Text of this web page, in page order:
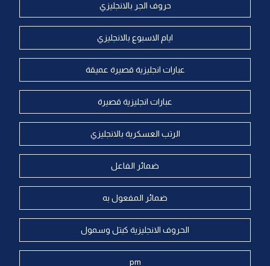
حروف الجر بالانجليزي
ايام الاسبوع بالانجليزي
عبارات انجليزية قصيرة عميقة
عبارات انجليزية قصيرة
الرتب العسكرية بالانجليزي
ضمائر الفاعل
ضمائر المفعول به
الحروف الانجليزية كبتل وسمول
pm